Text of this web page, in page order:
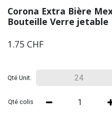
Corona Extra Bière
Bouteille Verre jetable
1.75 CHF
Qté Unit.
Qté colis